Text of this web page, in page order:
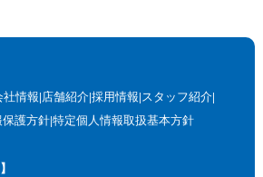
社情報 店舗紹介 採用情報 スタッフ紹介
護方針 特定個人情報取扱基本方針